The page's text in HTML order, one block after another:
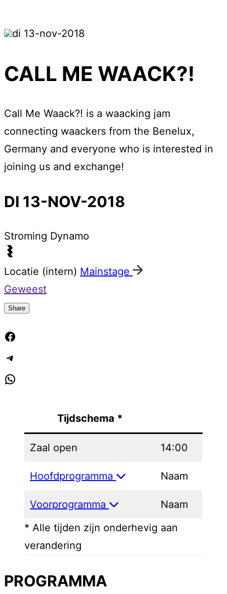
di 13-nov-2018
CALL ME WAACK?!
Call Me Waack?! is a waacking jam
connecting waackers from the Benelux,
Germany and everyone who is interested in
joining us and exchange!
DI 13-NOV-2018
Stroming Dynamo
Locatie (intern) Mainstage
Geweest
Share
Tijdschema *
Zaal open 14:00
Hoofdprogramma Naam
Voorprogramma
Naam
* Alle tijden zijn onderhevig aan
verandering
PROGRAMMA